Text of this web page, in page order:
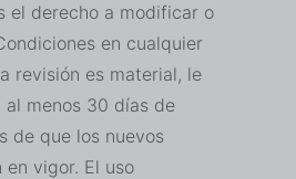
el derecho a modificar o
en cualquier
revisión es material, le
al menos 30 días de
de que los nuevos
vigor. El uso